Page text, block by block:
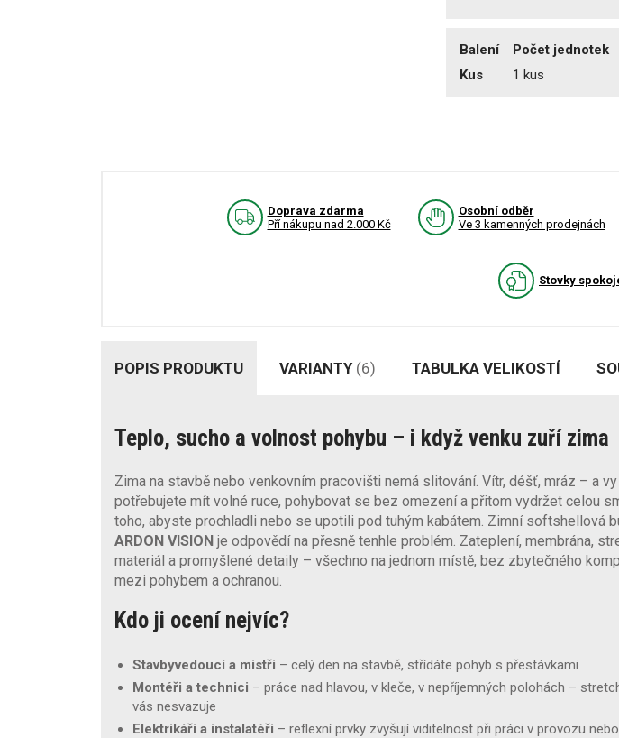
Balení Počet jednotek
Kus
1 kus
Doprava zdarma
Pří nákupu nad 2.000 Kč
Osobní odběr
Ve 3 kamenných prodejnách
Stovky
POPIS PRODUKTU VARIANTY (6) TABULKA VELIKOSTÍ
Teplo, sucho a volnost pohybu – i když venku zuří zima
Zima na stavbě nebo venkovním pracovišti nemá slitování. Vítr, déšť, mráz – a vy
potřebujete mít volné ruce, pohybovat se bez omezení a přitom vydržet celou
toho, abyste prochladli nebo se upotili pod tuhým kabátem. Zimní softshellová
ARDON VISION je odpovědí na přesně tenhle problém. Zateplení, membrána,
materiál a promyšlené detaily – všechno na jednom místě, bez zbytečného
mezi pohybem a ochranou.
Kdo ji ocení nejvíc?
Stavbyvedoucí a mistři – celý den na stavbě, střídáte pohyb s přestávkami
Montéři a technici – práce nad hlavou, v kleče, v nepříjemných polohách –
vás nesvazuje
Elektrikáři a instalatéři – reflexní prvky zvyšují viditelnost při práci v provozu